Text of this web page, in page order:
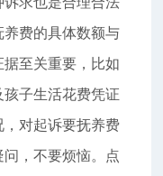
费的具体数额与
至关重要，比如
子生活花费凭证
对起诉要抚养费
，不要烦恼。点